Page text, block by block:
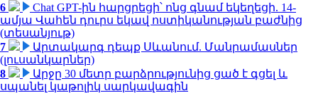
6
Chat GPT-ին հարցրեցի՝ ոնց գնամ եկեղեցի. 14-
ամյա Վահեն դուրս եկավ ոստիկանության բաժնից
(տեսանյութ)
7
Արտակարգ դեպք Սևանում. Մանրամասներ
(լուսանկարներ)
8
Արջը 30 մետր բարձրությունից ցած է գցել և
սպանել կաթոլիկ սարկավագին